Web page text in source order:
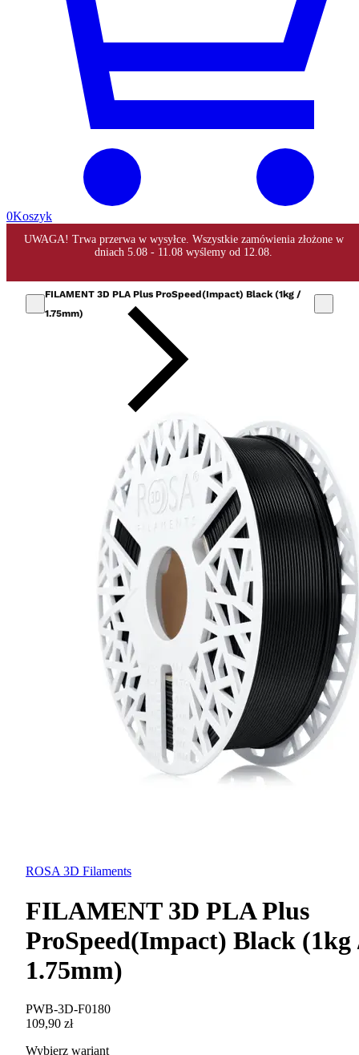
0Koszyk
FILAMENT 3D PLA Plus ProSpeed(Impact) Black (1kg /
1.75mm)
ROSA 3D Filaments
FILAMENT 3D PLA Plus
ProSpeed(Impact) Black (1kg
1.75mm)
PWB-3D-F0180
109,90 zł
Wybierz wariant